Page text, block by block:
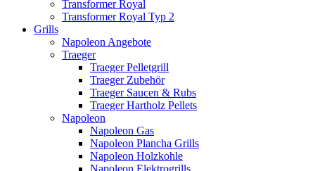
Transformer Royal
Transformer Royal Typ 2
Grills
Napoleon Angebote
Traeger
Traeger Pelletgrill
Traeger Zubehör
Traeger Saucen & Rubs
Traeger Hartholz Pellets
Napoleon
Napoleon Gas
Napoleon Plancha Grills
Napoleon Holzkohle
Napoleon Elektrogrills